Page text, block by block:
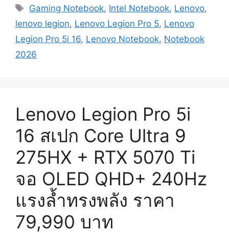
Tags
Gaming Notebook, Intel Notebook, Lenovo,
lenovo legion, Lenovo Legion Pro 5, Lenovo
Legion Pro 5i 16, Lenovo Notebook, Notebook
2026
Lenovo Legion Pro 5i
16 สเปก Core Ultra 9
275HX + RTX 5070 Ti
จอ OLED QHD+ 240Hz
แรงล้ำทรงพลัง ราคา
79,990 บาท